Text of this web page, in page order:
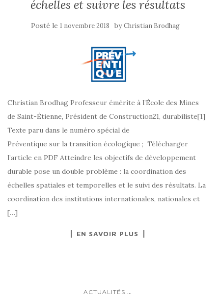
échelles et suivre les résultats
Posté le 1 novembre 2018 byChristian Brodhag
Christian Brodhag Professeur émérite à l’École des Mines
de Saint-Étienne, Président de Construction21, durabiliste[1]
Texte paru dans le numéro spécial de
Préventique sur la transition écologique ; Télécharger
l’article en PDF Atteindre les objectifs de développement
durable pose un double problème : la coordination des
échelles spatiales et temporelles et le suivi des résultats. La
coordination des institutions internationales, nationales et
[…]
EN SAVOIR PLUS
ACTUALITÉS ...